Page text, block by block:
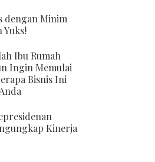
dengan Minim
Yuks!
Ibu Rumah
Ingin Memulai
Bisnis Ini
Kinerja